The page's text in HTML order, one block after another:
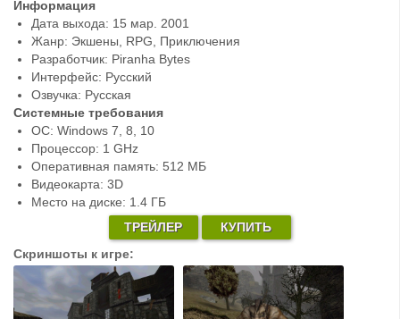
Информация
Дата выхода: 15 мар. 2001
Жанр: Экшены, RPG, Приключения
Разработчик: Piranha Bytes
Интерфейс: Русский
Озвучка: Русская
Системные требования
ОС: Windows 7, 8, 10
Процессор: 1 GHz
Оперативная память: 512 МБ
Видеокарта: 3D
Место на диске: 1.4 ГБ
ТРЕЙЛЕР
КУПИТЬ
Скриншоты к игре: